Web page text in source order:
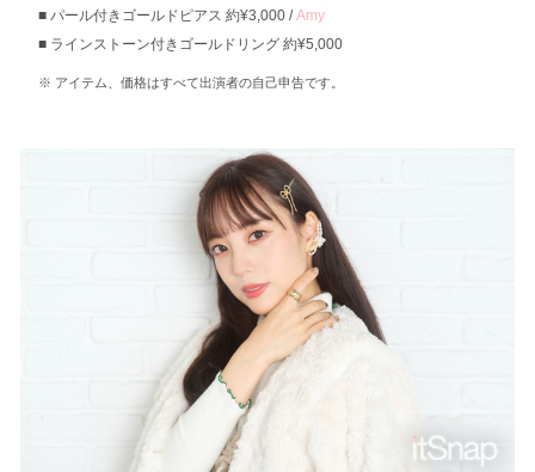
パール付きゴールドピアス 約¥3,000 /Amy
ラインストーン付きゴールドリング 約¥5,000
アイテム、価格はすべて出演者の自己申告です。